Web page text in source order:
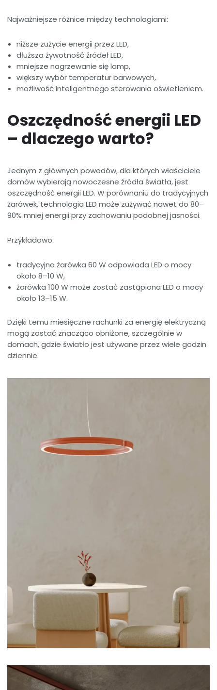
Najważniejsze różnice między technologiami:
niższe zużycie energii przez LED,
dłuższa żywotność źródeł LED,
mniejsze nagrzewanie się lamp,
większy wybór temperatur barwowych,
możliwość inteligentnego sterowania oświetleniem.
Oszczędność energii LED
– dlaczego warto?
Jednym z głównych powodów, dla których właściciele
domów wybierają nowoczesne źródła światła, jest
oszczędność energii LED. W porównaniu do tradycyjnych
żarówek, technologia LED może zużywać nawet do 80–
90% mniej energii przy zachowaniu podobnej jasności.
Przykładowo:
tradycyjna żarówka 60 W odpowiada LED o mocy
około 8–10 W,
żarówka 100 W może zostać zastąpiona LED o mocy
około 13–15 W.
Dzięki temu miesięczne rachunki za energię elektryczną
mogą zostać znacząco obniżone, szczególnie w
domach, gdzie światło jest używane przez wiele godzin
dziennie.